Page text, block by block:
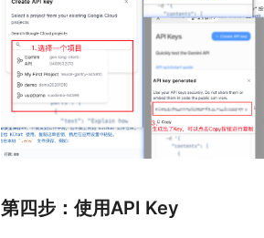
第四步：使用API Key